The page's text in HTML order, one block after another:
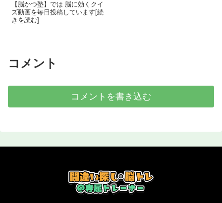
【脳かつ塾】では 脳に効くクイ
ズ動画を毎日投稿しています[続
きを読む]
コメント
コメントを書き込む